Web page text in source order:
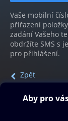
Vaše mobilní
přiřazení
zadání Vašeho
obdržíte SMS s
pro přihlášení.
Zpět